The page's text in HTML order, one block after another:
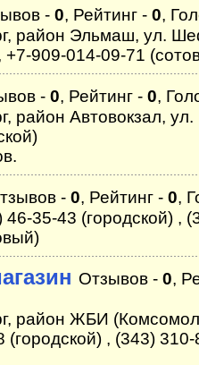
- 0, Рейтинг - 0,
район Эльмаш, ул.
+7-909-014-09-71
- 0, Рейтинг - 0,
район Автовокзал,
- 0, Рейтинг - 0,
35-43 (городской) ,
Отзывов - 0,
район ЖБИ
, (343)